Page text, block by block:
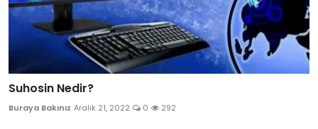
Suhosin Nedir?
Buraya Bakınız Aralık 21, 2022 0 292